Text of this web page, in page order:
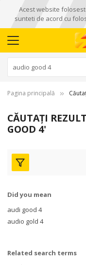
Acest website
sunteti de acord cu
Pagina principală
CĂUTAȚI
GOOD 4'
Did you mean
audi good 4
audio gold 4
Related search terms